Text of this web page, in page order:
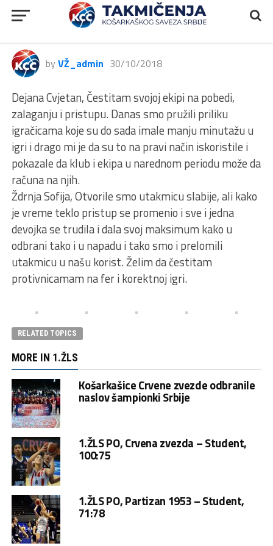
1ŽLS, Novosadska ŽKA – Loznica,
74:52
by VŽ_admin 30/10/2018
Dejana Cvjetan, Čestitam svojoj ekipi na pobedi,
zalaganju i pristupu. Danas smo pružili priliku
igračicama koje su do sada imale manju minutažu u
igri i drago mi je da su to na pravi način iskoristile i
pokazale da klub i ekipa u narednom periodu može da
računa na njih.
Ždrnja Sofija, Otvorile smo utakmicu slabije, ali kako
je vreme teklo pristup se promenio i sve i jedna
devojka se trudila i dala svoj maksimum kako u
odbrani tako i u napadu i tako smo i prelomili
utakmicu u našu korist. Želim da čestitam
protivnicamam na fer i korektnoj igri.
RELATED TOPICS
MORE IN 1.ŽLS
Košarkašice Crvene zvezde odbranile
naslov šampionki Srbije
1.ŽLS PO, Crvena zvezda – Student,
100:75
1.ŽLS PO, Partizan 1953 – Student,
71:78